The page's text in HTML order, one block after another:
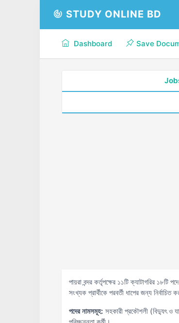
STUDY ONLINE BD
Dashboard Save
পায়রা বন্দর কর্তৃপক্ষের ১১টি ক্যাটাগরির
সংখ্যক প্রার্থীকে পরবর্তী ধাপের জন্য নির্বাচিত
পদের নামসমূহ: সহকারী প্রকৌশলী (বিদ্যুৎ ও